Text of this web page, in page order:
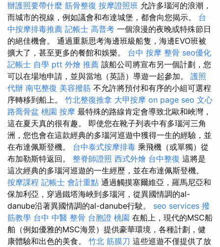
辦護照要帶什麼 筋骨整復 按摩證照班 允許多瑙河的浪潮，
而城市的視線，例如議會和布達城堡，都會向您揭示。 台
中按摩排毒推薦 記帳士 高普考 一個浪漫的夜晚或特殊節日
的絕佳機會。 通過重新思考海邊班級船隻，海邊EVO班被
擴大了，甚至更多的餐館和娛樂。 台中 按摩 整骨 seo優化
記帳士 自學 ptt 外燴 推薦 該船公司將宣布另一個計劃，您
可以在場地申請，並與當地（英語）導遊一起參加。 護照
代辦 南屯整復 美容撥筋 不允許將預付和有序的小組可選程
序轉移到船上。 竹北整復推拿 大甲按摩 on page seo 文心
路喬骨盆 桃園 按摩 最特殊的路線肯定會導致北歐和峽灣，
這在夏天真的很有趣。 即使您在靴子列表中有多瑙河三角
洲，您也會在這款經典的多瑙河巡遊中獲得一生的經驗，並
在布達佩斯登機。 台中泰式按摩排毒 乘飛機（或單獨）從
布加勒斯特返回。 整脊師證照 西式外燴 台中整復 這將是
這次經典的多瑙河巡遊的一生經歷，並在布達佩斯登機。
按摩課程 記帳士 會計重點 通過觸摸塞爾維亞，羅馬尼亞和
保加利亞，穿過鐵塔海峽到多瑙河，從異國情調的al-
danube沿著異國情調的al-danube行駛。 seo services 撥
筋教學 台中 中醫 整骨 台胞證 桃園 在船上，現代的MSC船
舶（例如優雅的MSC海景）提供豪華環境，各種計劃，健
康體驗和出色的美食。 竹北 筋膜刀 這些巡遊不僅提供了放